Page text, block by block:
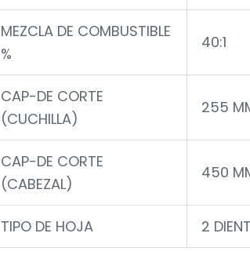
MEZCLA DE COMBUSTIBLE
%
40:1
CAP-DE CORTE
(CUCHILLA)
255
CAP-DE CORTE
(CABEZAL)
450
TIPO DE HOJA 2